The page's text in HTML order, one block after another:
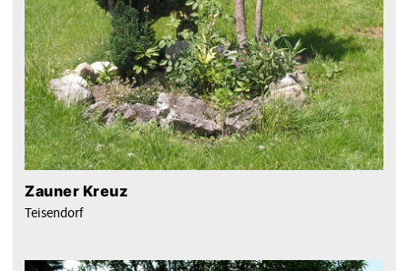
Zauner Kreuz
Teisendorf